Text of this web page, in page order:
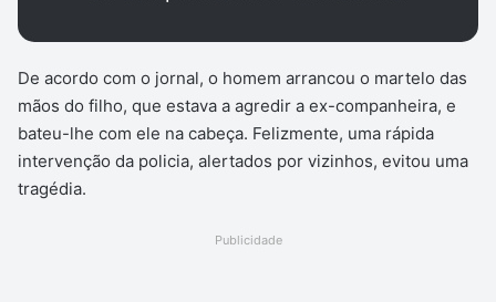
De acordo com o jornal, o homem arrancou o martelo das
mãos do filho, que estava a agredir a ex-companheira, e
bateu-lhe com ele na cabeça. Felizmente, uma rápida
intervenção da policia, alertados por vizinhos, evitou uma
tragédia.
Publicidade